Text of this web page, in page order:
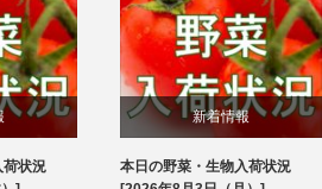
荷状況
新着情報
ブログ
本日の野菜・生物入荷状況